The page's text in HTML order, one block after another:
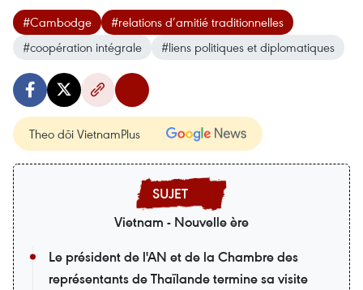
#Cambodge
#relations d’amitié traditionnelles
#coopération intégrale
#liens politiques et diplomatiques
Theo dõi VietnamPlus
Vietnam - Nouvelle ère
Le président de l'AN et de la Chambre des
représentants de Thaïlande termine sa visite